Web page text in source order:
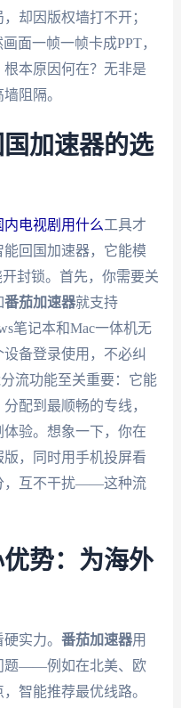
却因版权墙打不开；
面一帧一帧卡成PPT，
本原因何在？无非是
阻隔。
加速器的选
内电视剧用什么工具才
回国加速器，它能模
封锁。首先，你需要关
番茄加速器就支持
笔记本和Mac一体机无
备登录使用，不必纠
流功能至关重要：它能
配到最顺畅的专线，
验。想象一下，你在
，同时用手机投屏看
，互不干扰——这种流
势：为海外
实力。 番茄加速器用
题——例如在北美、欧
智能推荐最优线路。